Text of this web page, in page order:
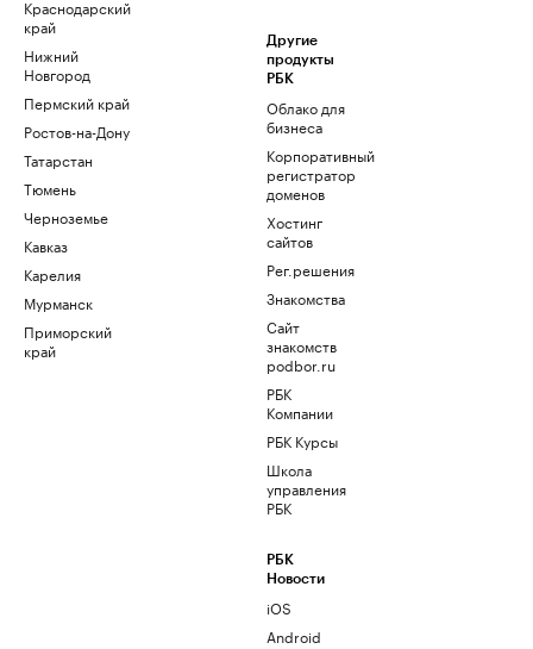
Краснодарский
край
Нижний
Новгород
Пермский край
Ростов-на-Дону
Татарстан
Тюмень
Черноземье
Кавказ
Карелия
Мурманск
Приморский
край
Другие
продукты
РБК
Облако для
бизнеса
Корпоративный
регистратор
доменов
Хостинг
сайтов
Рег.решения
Знакомства
Сайт
знакомств
podbor.ru
РБК
Компании
РБК Курсы
Школа
управления
РБК
РБК
Новости
iOS
Android